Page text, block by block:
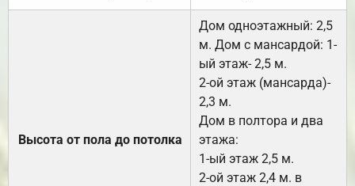
Высота от пола до потолка
Дом одноэтажный: 2,5
м. Дом с мансардой: 1-
ый этаж- 2,5 м.
2-ой этаж (мансарда)-
2,3 м.
Дом в полтора и два
этажа:
1-ый этаж 2,5 м.
2-ой этаж 2,4 м. в